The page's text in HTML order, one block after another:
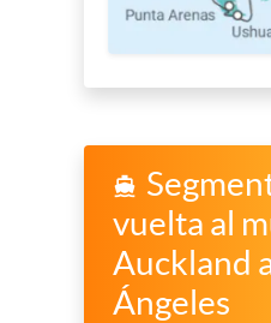
directions_boat
vuelta al
Auckland
Ángeles